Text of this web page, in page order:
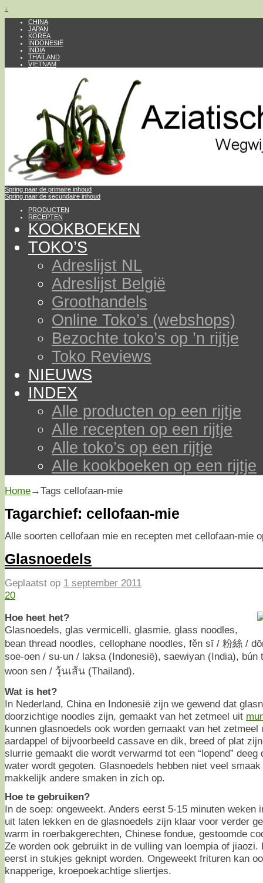
↓
CHINA
JAPAN
KOREA
INDONESIË
INDIA
THAILAND
VIETNAM
Spring naar de primaire inhoud
Spring naar de secundaire inhoud
PRODUCTEN
RECEPTEN
KOOKBOEKEN
TOKO’S
Adreslijst NL
Adreslijst België
Groothandels
Online Toko’s (webshops)
Bezochte toko’s op ’n rijtje
Toko Reviews
NIEUWS
INDEX
Alle producten op een rijtje
Alle recepten op een rijtje
Alle toko’s op een rijtje
Alle kookboeken op een rijtje
Home→Tags cellofaan-mie
Tagarchief: cellofaan-mie
Alle soorten cellofaan mie en recepten met cellofaan-mie
Glasnoedels
Geplaatst op 1 september 2011
20
Hoe heet het?
Glasnoedels, glas vermicelli, glasmie, glass noodles,
bean thread noodles, cellophane noodles, fěn sī / 粉絲 /
soe-oen / su-un / laksa (Indonesië), saewiyan (India), bún
woon sen / วุ้นเส้น (Thailand).
Wat is het?
In Nederland, China en Indonesië zijn we gewend dat
doorzichtige noodles zijn, gemaakt van het zetmeel uit
kunnen glasnoedels ook worden gemaakt van het
aardappel of bijvoorbeeld cassave en dik, breed of plat
slurrie gemaakt die wordt verwarmd tot een “lopend”
water wordt gegoten. Glasnoedels hebben niet veel
makkelijk andere smaken in zich op.
Hoe te gebruiken?
In de soep: ongeweekt. Anders eerst 5-15 minuten weken
uit laten lekken en de glasnoedels zijn klaar voor verder
warm in roerbakgerechten, Chinese fondue, gestoomde
Ze worden ook gebruikt in de vulling van loempia of jiaozi.
eerst in stukjes geknipt worden. Ongeweekt frituren kan
knapperige, kroepoekachtige sliertjes.